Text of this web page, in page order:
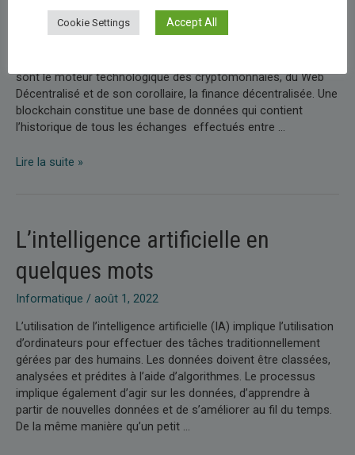
Définition et explication Les blockchains permettent de
sont le moteur technologique des cryptomonnaies, du Web
Décentralisé et de son corollaire, la finance décentralisée. Une
blockchain constitue une base de données qui contient
l’historique de tous les échanges effectués entre …
Qu’est-
?
Lire la suite »
L’intelligence artificielle en
quelques mots
Informatique / août 1, 2022
L’utilisation de l’intelligence artificielle (IA) implique l’utilisation
d’ordinateurs pour effectuer des tâches traditionnellement
gérées par des humains. Les données doivent être classées,
analysées et prédites à l’aide d’algorithmes. Le processus
implique également d’agir sur les données, d’apprendre à
partir de nouvelles données et de s’améliorer au fil du temps.
De la même manière qu’un petit …
Cookie Settings Accept All